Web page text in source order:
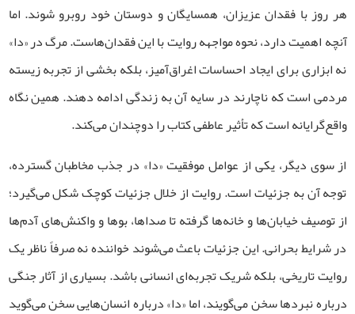
هر روز با فقدان عزیزان، همسایگان و دوستان خود روبرو شوند. اما
آنچه اهمیت دارد، نحوه مواجهه روایت با این فقدان‌هاست. مرگ در «دا»
نه ابزاری برای ایجاد احساسات اغراق‌آمیز، بلکه بخشی از تجربه زیسته
مردمی است که ناچارند در سایه آن به زندگی ادامه دهند. همین نگاه
واقع‌گرایانه است که تأثیر عاطفی کتاب را دوچندان می‌کند.
از سوی دیگر، یکی از عوامل موفقیت «دا» در جذب مخاطبان گسترده،
توجه آن به جزئیات است. روایت از خلال جزئیات کوچک شکل می‌گیرد؛
از توصیف خیابان‌ها و خانه‌ها گرفته تا صداها، بوها و واکنش‌های آدم‌ها
در شرایط بحرانی. این جزئیات باعث می‌شوند خواننده نه صرفاً ناظر یک
روایت تاریخی، بلکه شریک تجربه‌ای انسانی باشد. بسیاری از آثار جنگی
درباره نبردها سخن می‌گویند، اما «دا» درباره انسان‌هایی سخن می‌گوید